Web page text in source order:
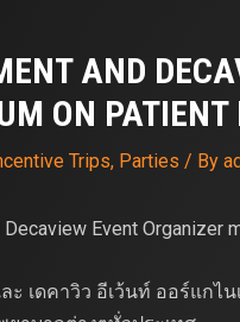
AND
ON PATIENT
Trips, Parties / By
Decaview Event Organizer
ะ เดคาวิว อีเว้นท์ ออร์แก